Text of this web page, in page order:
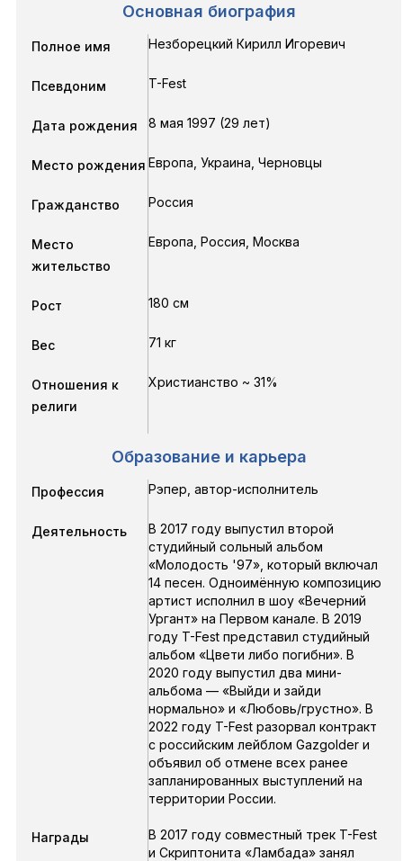
Основная биография
Полное имя Незборецкий Кирилл Игоревич
Псевдоним T-Fest
Дата рождения 8 мая 1997 (29 лет)
Место рождения Европа, Украина, Черновцы
Гражданство Россия
Место
жительство
Европа, Россия, Москва
Рост 180 см
Вес 71 кг
Отношения к
религи
Христианство ~ 31%
Образование и карьера
Профессия Рэпер, автор-исполнитель
Деятельность
В 2017 году выпустил второй
студийный сольный альбом
«Молодость '97», который включал
14 песен. Одноимённую композицию
артист исполнил в шоу «Вечерний
Ургант» на Первом канале. В 2019
году T-Fest представил студийный
альбом «Цвети либо погибни». В
2020 году выпустил два мини-
альбома — «Выйди и зайди
нормально» и «Любовь/грустно». В
2022 году T-Fest разорвал контракт
с российским лейблом Gazgolder и
объявил об отмене всех ранее
запланированных выступлений на
территории России.
Награды
В 2017 году совместный трек T-Fest
и Скриптонита «Ламбада» занял